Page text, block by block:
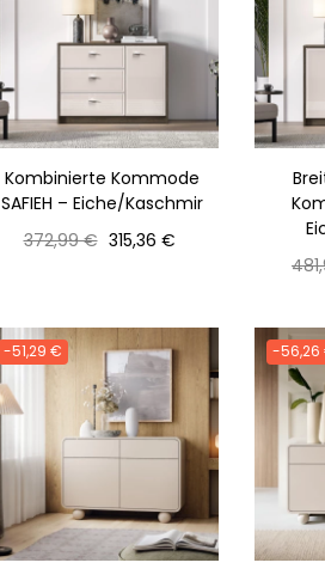
Kombinierte Kommode
SAFIEH – Eiche/Kaschmir
Normaler
372,99 € Preis
315,36 €
-51,29 € -56,26